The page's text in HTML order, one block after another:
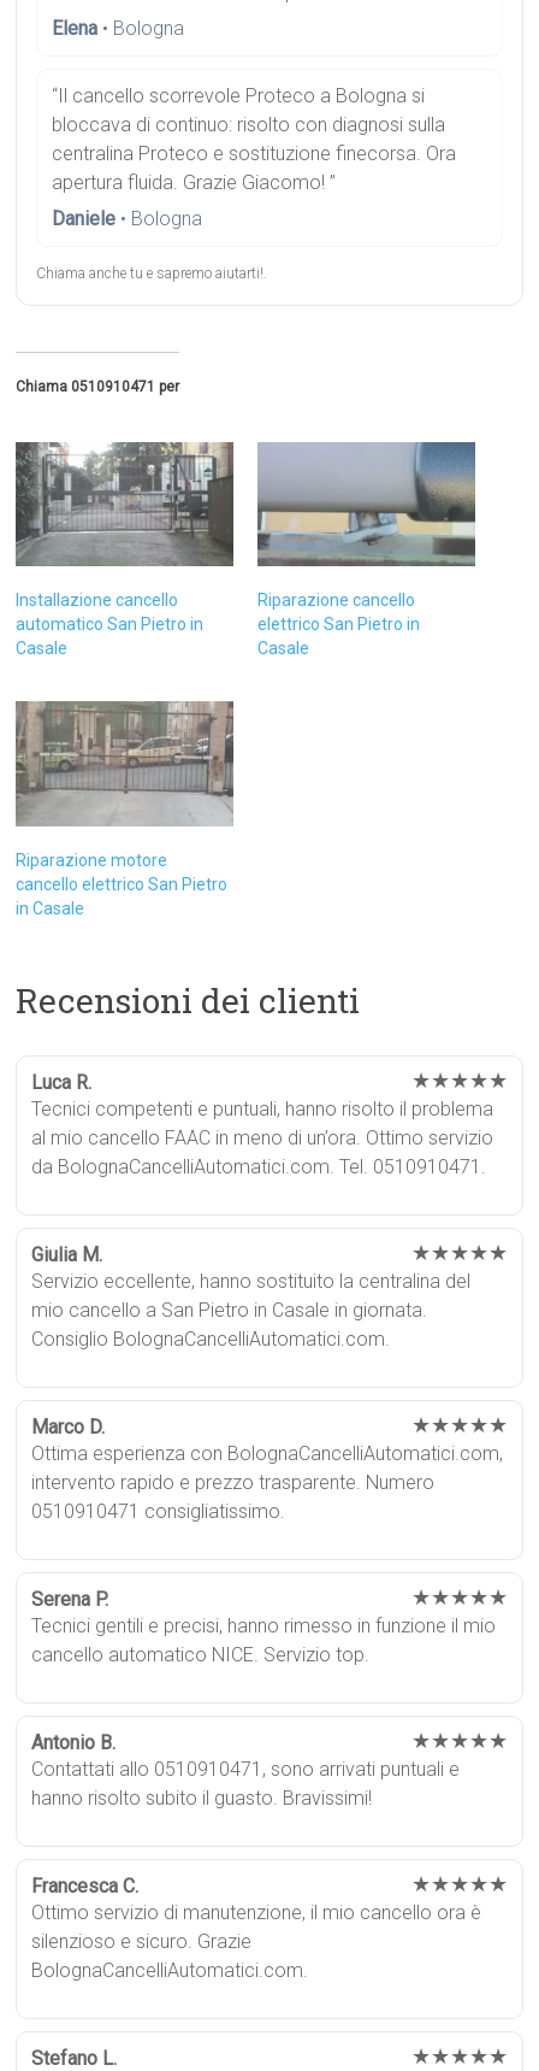
Elena • Bologna
“Il cancello scorrevole Proteco a Bologna si
bloccava di continuo: risolto con diagnosi sulla
centralina Proteco e sostituzione finecorsa. Ora
apertura fluida. Grazie Giacomo! ”
Daniele • Bologna
Chiama anche tu e sapremo aiutarti!.
Chiama 0510910471 per
Installazione cancello
automatico San Pietro in
Casale
Riparazione cancello
elettrico San Pietro in
Casale
Riparazione motore
cancello elettrico San Pietro
in Casale
Recensioni dei clienti
Luca R. ★★★★★
Tecnici competenti e puntuali, hanno risolto il problema
al mio cancello FAAC in meno di un’ora. Ottimo servizio
da BolognaCancelliAutomatici.com. Tel. 0510910471.
Giulia M. ★★★★★
Servizio eccellente, hanno sostituito la centralina del
mio cancello a San Pietro in Casale in giornata.
Consiglio BolognaCancelliAutomatici.com.
Marco D. ★★★★★
Ottima esperienza con BolognaCancelliAutomatici.com,
intervento rapido e prezzo trasparente. Numero
0510910471 consigliatissimo.
Serena P. ★★★★★
Tecnici gentili e precisi, hanno rimesso in funzione il mio
cancello automatico NICE. Servizio top.
Antonio B. ★★★★★
Contattati allo 0510910471, sono arrivati puntuali e
hanno risolto subito il guasto. Bravissimi!
Francesca C. ★★★★★
Ottimo servizio di manutenzione, il mio cancello ora è
silenzioso e sicuro. Grazie
BolognaCancelliAutomatici.com.
Stefano L. ★★★★★